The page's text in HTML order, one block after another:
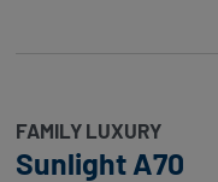
FAMILY LUXURY
Sunlight A70